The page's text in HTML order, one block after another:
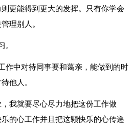
更能得到更大的发挥。只有你学会
理别人。
。
作中对待同事要和蔼亲，能做到的时
他人。
我就要尽心尽力地把这份工作做
的心工作并且把这颗快乐的心传递